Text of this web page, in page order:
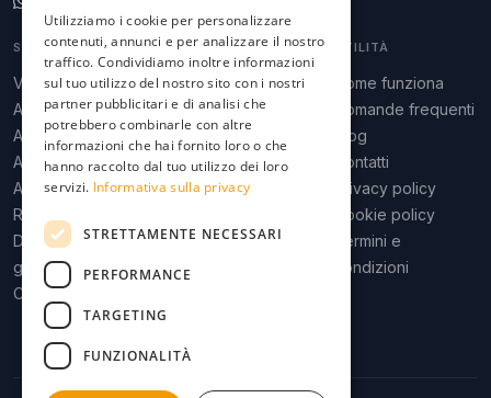
SERVIZI
Valutazione auto
Auto tamponata
Auto grandinata
Auto bruciata
Auto alluvionata
Rottamazione
Demolizione
gratuita
Camper sinistrato
ZONE
Padova
Venezia
Verona
Treviso
Bologna
Tutto il Veneto
UTILITÀ
Come funziona
Domande frequenti
Blog
Contatti
Privacy policy
Cookie policy
Termini e
condizioni
Utilizziamo i cookie per personalizzare
contenuti, annunci e per analizzare il nostro
traffico. Condividiamo inoltre informazioni
sul tuo utilizzo del nostro sito con i nostri
partner pubblicitari e di analisi che
potrebbero combinarle con altre
informazioni che hai fornito loro o che
hanno raccolto dal tuo utilizzo dei loro
servizi. Informativa sulla privacy
STRETTAMENTE NECESSARI
PERFORMANCE
TARGETING
FUNZIONALITÀ